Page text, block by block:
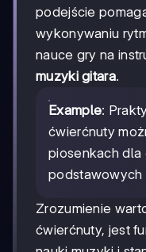
podejście
wykonywaniu
nauce gry na
muzyki gitara.
Example:
ćwierćnuty
piosenkach dla
podstawowych
Zrozumienie
ćwierćnuty, jest